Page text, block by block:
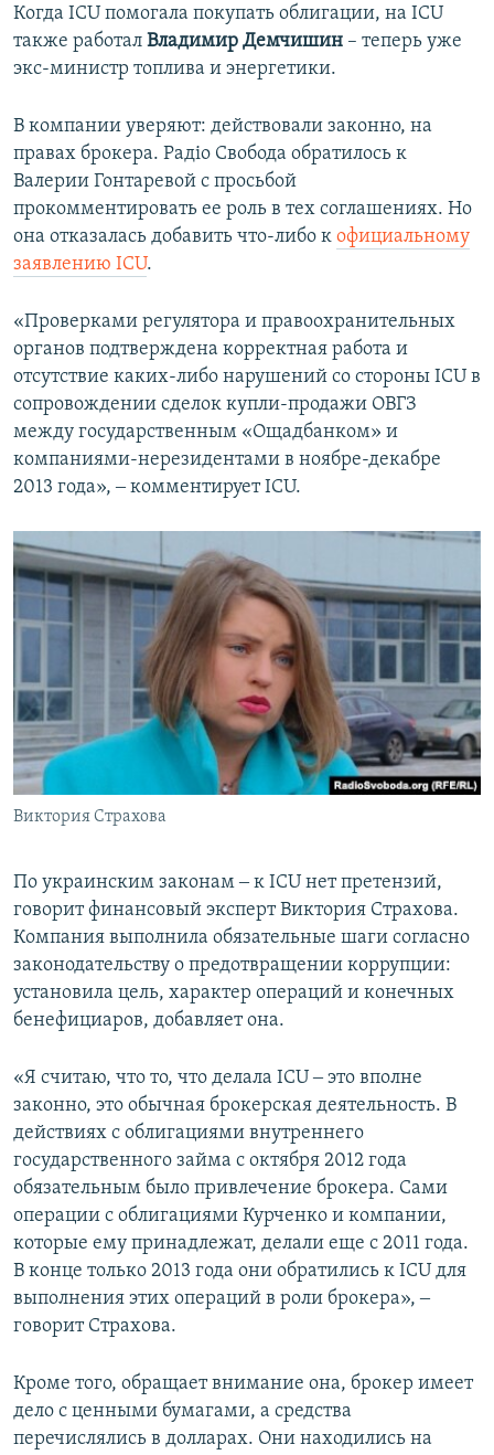
Когда ICU помогала покупать облигации, на ICU
также работал Владимир Демчишин – теперь уже
экс-министр топлива и энергетики.
В компании уверяют: действовали законно, на
правах брокера. Радіо Свобода обратилось к
Валерии Гонтаревой с просьбой
прокомментировать ее роль в тех соглашениях. Но
она отказалась добавить что-либо к официальному
заявлению ICU.
«Проверками регулятора и правоохранительных
органов подтверждена корректная работа и
отсутствие каких-либо нарушений со стороны ICU в
сопровождении сделок купли-продажи ОВГЗ
между государственным «Ощадбанком» и
компаниями-нерезидентами в ноябре-декабре
2013 года», ‒ комментирует ICU.
Виктория Страхова
По украинским законам ‒ к ICU нет претензий,
говорит финансовый эксперт Виктория Страхова.
Компания выполнила обязательные шаги согласно
законодательству о предотвращении коррупции:
установила цель, характер операций и конечных
бенефициаров, добавляет она.
«Я считаю, что то, что делала ICU ‒ это вполне
законно, это обычная брокерская деятельность. В
действиях с облигациями внутреннего
государственного займа с октября 2012 года
обязательным было привлечение брокера. Сами
операции с облигациями Курченко и компании,
которые ему принадлежат, делали еще с 2011 года.
В конце только 2013 года они обратились к ICU для
выполнения этих операций в роли брокера», ‒
говорит Страхова.
Кроме того, обращает внимание она, брокер имеет
дело с ценными бумагами, а средства
перечислялись в долларах. Они находились на